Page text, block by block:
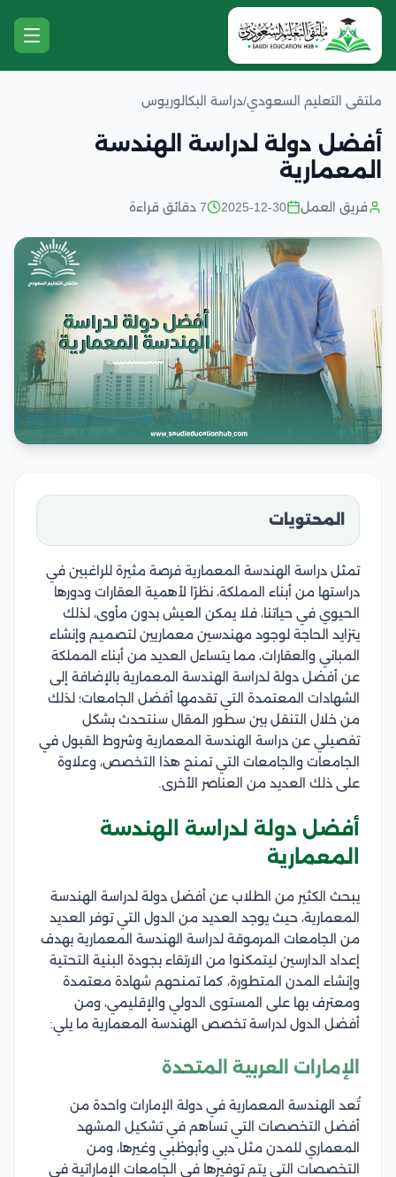
ملتقى التعليم السعودي/دراسة البكالوريوس
أفضل دولة لدراسة الهندسة
المعمارية
فريق العمل 2025-12-30 7 دقائق قراءة
المحتويات
تمثل دراسة الهندسة المعمارية فرصة مثيرة للراغبين في
دراستها من أبناء المملكة، نظرًا لأهمية العقارات ودورها
الحيوي في حياتنا، فلا يمكن العيش بدون مأوى، لذلك
يتزايد الحاجة لوجود مهندسين معماريين لتصميم وإنشاء
المباني والعقارات، مما يتساءل العديد من أبناء المملكة
عن أفضل دولة لدراسة الهندسة المعمارية بالإضافة إلى
الشهادات المعتمدة التي تقدمها أفضل الجامعات؛ لذلك
من خلال التنقل بين سطور المقال سنتحدث بشكل
تفصيلي عن دراسة الهندسة المعمارية وشروط القبول في
الجامعات والجامعات التي تمنح هذا التخصص، وعلاوة
على ذلك العديد من العناصر الأخرى.
أفضل دولة لدراسة الهندسة
المعمارية
يبحث الكثير من الطلاب عن أفضل دولة لدراسة الهندسة
المعمارية، حيث يوجد العديد من الدول التي توفر العديد
من الجامعات المرموقة لدراسة الهندسة المعمارية بهدف
إعداد الدارسين ليتمكنوا من الارتقاء بجودة البنية التحتية
وإنشاء المدن المتطورة، كما تمنحهم شهادة معتمدة
ومعترف بها على المستوى الدولي والإقليمي، ومن
أفضل الدول لدراسة تخصص الهندسة المعمارية ما يلي:
الإمارات العربية المتحدة
تُعد الهندسة المعمارية في دولة الإمارات واحدة من
أفضل التخصصات التي تساهم في تشكيل المشهد
المعماري للمدن مثل دبي وأبوظبي وغيرها، ومن
التخصصات التي يتم توفيرها في الجامعات الإماراتية في